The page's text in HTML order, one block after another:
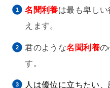
名聞利養は最も卑し
えます。
君のような名聞利養の
す。
人は優位に立ちたい